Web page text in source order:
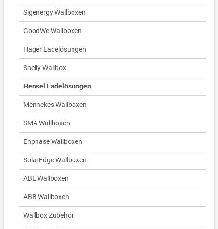
Sigenergy Wallboxen
GoodWe Wallboxen
Hager Ladelösungen
Shelly Wallbox
Hensel Ladelösungen
Mennekes Wallboxen
SMA Wallboxen
Enphase Wallboxen
SolarEdge Wallboxen
ABL Wallboxen
ABB Wallboxen
Wallbox Zubehör